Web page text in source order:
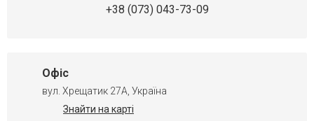
+38 (073) 043-73-09
Офіс
вул. Хрещатик 27А, Україна
Знайти на карті